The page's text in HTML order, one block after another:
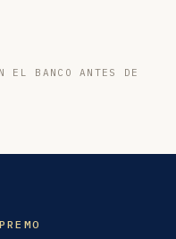
EL BANCO ANTES DE